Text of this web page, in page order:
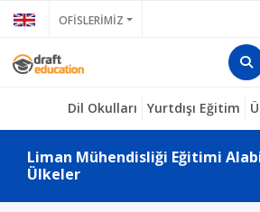
OFİSLERİMİZ
Dil Okulları Yurtdışı Eğitim
Liman Mühendisliği Eğitimi
Ülkeler